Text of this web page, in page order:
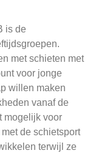
is de
met schieten met
voor jonge
willen maken
vanaf de
mogelijk voor
de schietsport
terwijl ze